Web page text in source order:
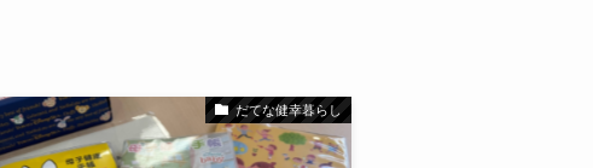
だてな健幸暮らし